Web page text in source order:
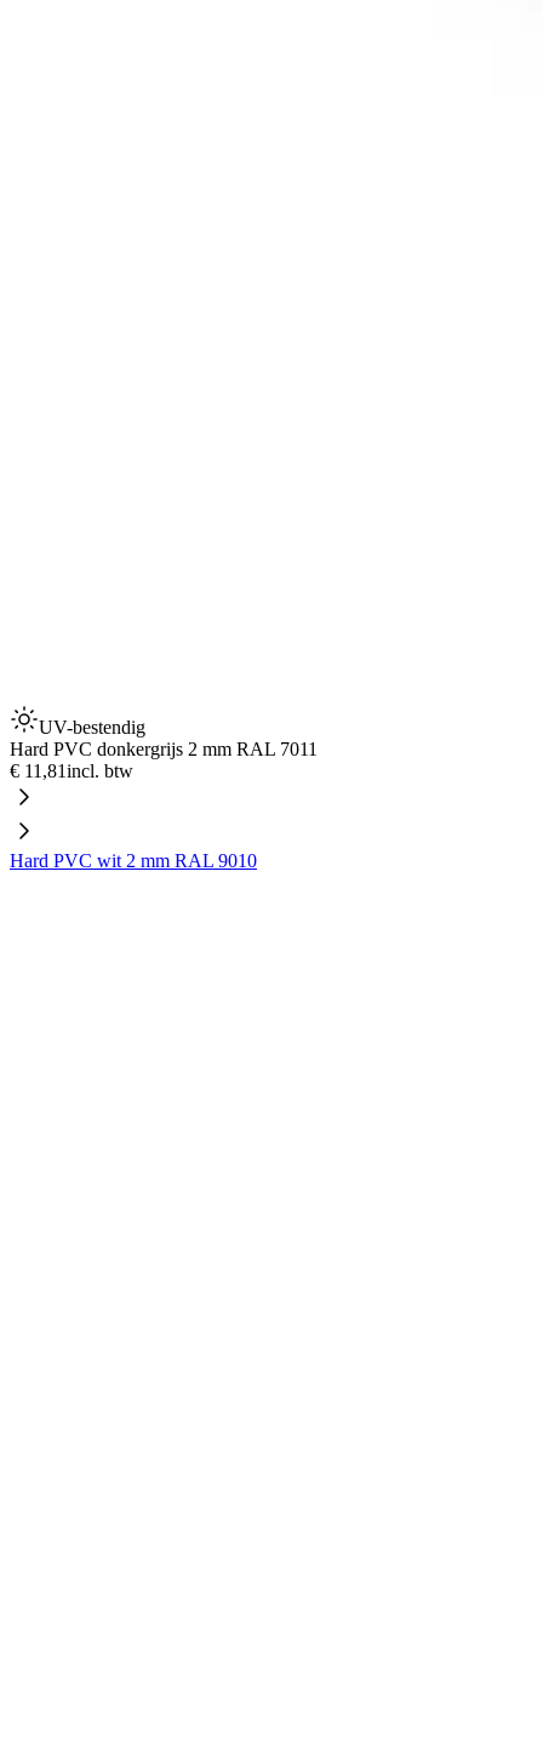
UV-bestendig
Hard PVC donkergrijs 2 mm RAL 7011
€ 11,81incl. btw
Hard PVC wit 2 mm RAL 9010